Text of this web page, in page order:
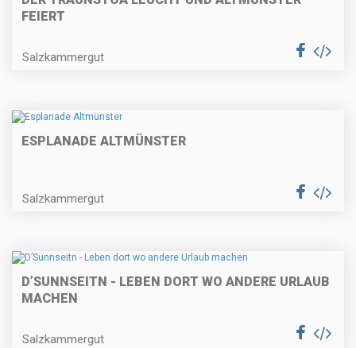
FEIERT
Salzkammergut
ESPLANADE ALTMÜNSTER
Salzkammergut
D’SUNNSEITN - LEBEN DORT WO ANDERE URLAUB
MACHEN
Salzkammergut